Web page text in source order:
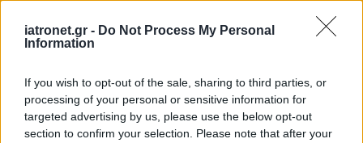
iatronet.gr - Do Not Process My Personal
Information
If you wish to opt-out of the sale, sharing to third parties, or
processing of your personal or sensitive information for
targeted advertising by us, please use the below opt-out
section to confirm your selection. Please note that after your